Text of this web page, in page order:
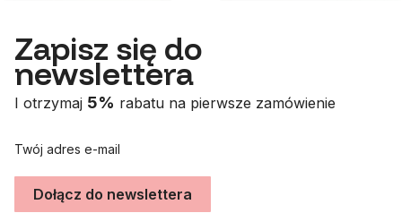
Zapisz się do
newslettera
I otrzymaj 5% rabatu na pierwsze zamówienie
Twój adres e-mail
Dołącz do newslettera